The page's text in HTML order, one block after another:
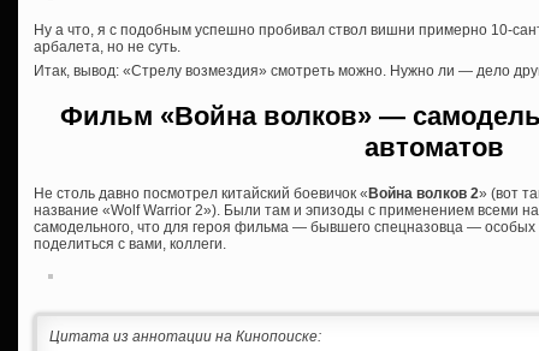
Ну а что, я с подобным успешно пробивал ствол вишни примерно 10-
арбалета, но не суть.
Итак, вывод: «Стрелу возмездия» смотреть можно. Нужно ли — дело
Фильм «Война волков» —
автоматов
Не столь давно посмотрел китайский боевичок « Война волков 2» (вот
название «Wolf Warrior 2»). Были там и эпизоды с применением всеми
самодельного, что для героя фильма — бывшего спецназовца —
поделиться с вами, коллеги.
Цитата из аннотации на Кинопоиске: